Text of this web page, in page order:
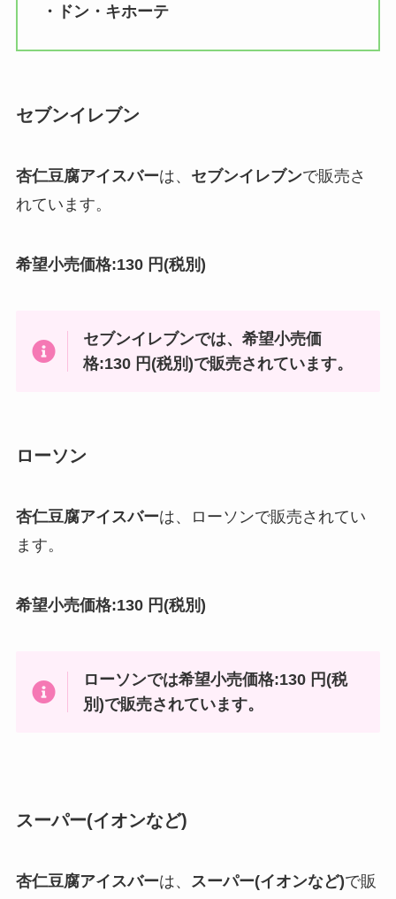
・ドン・キホーテ
セブンイレブン
杏仁豆腐アイスバーは、 セブンイレブンで販売さ
れています。
希望小売価格:130 円(税別)
セブンイレブンでは、希望小売価
格:130 円(税別)で販売されています。
ローソン
杏仁豆腐アイスバーは、ローソンで販売されてい
ます。
希望小売価格:130 円(税別)
ローソンでは希望小売価格:130 円(税
別)で販売されています。
スーパー(イオンなど)
杏仁豆腐アイスバーは、 スーパー(イオンなど)で販